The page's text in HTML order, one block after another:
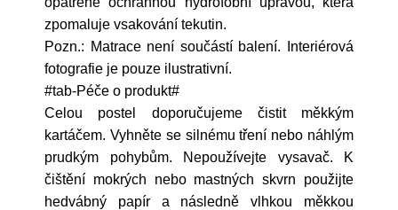
zpomaluje vsakování tekutin.
Pozn.: Matrace není součástí balení. Interiérová
fotografie je pouze ilustrativní.
#tab-Péče o produkt#
Celou postel doporučujeme čistit měkkým
kartáčem. Vyhněte se silnému tření nebo náhlým
prudkým pohybům. Nepoužívejte vysavač. K
čištění mokrých nebo mastných skvrn použijte
hedvábný papír a následně vlhkou měkkou